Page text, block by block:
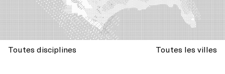
Toutes disciplines Toutes les villes